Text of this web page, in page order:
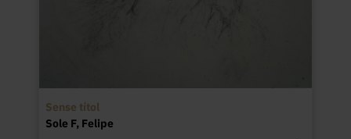
Sense títol
Sole F, Felipe